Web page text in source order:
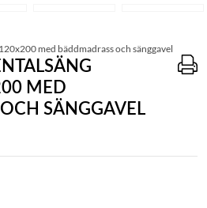
med bäddmadrass och sänggavel
MED
SÄNGGAVEL